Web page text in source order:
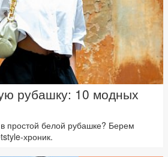
рубашку: 10 модных
в простой белой рубашке? Берем
хроник.